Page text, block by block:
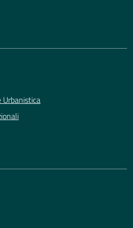
Urbanistica